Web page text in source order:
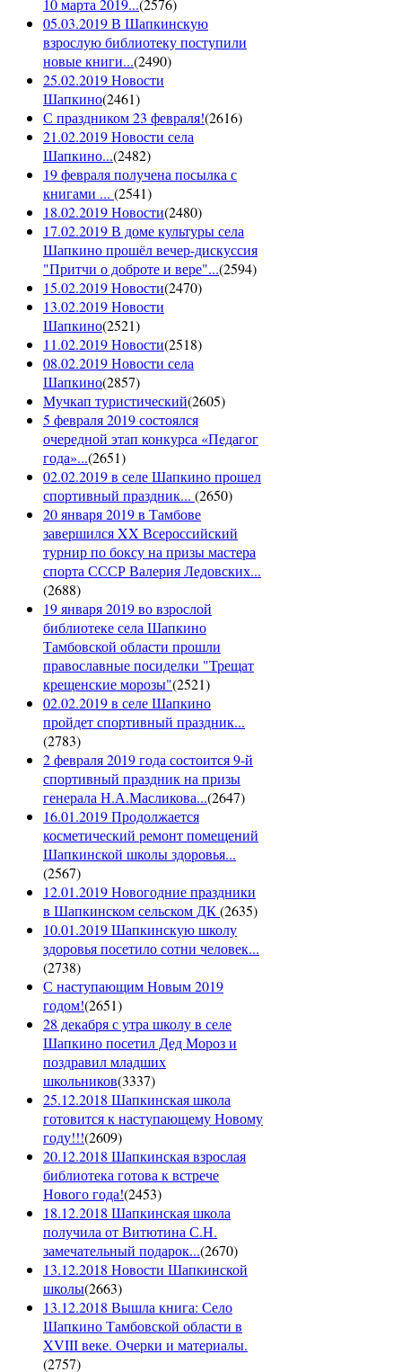
10 марта 2019...(2576)
05.03.2019 В Шапкинскую
взрослую библиотеку поступили
новые книги...(2490)
25.02.2019 Новости
Шапкино(2461)
С праздником 23 февраля!(2616)
21.02.2019 Новости села
Шапкино...(2482)
19 февраля получена посылка с
книгами ... (2541)
18.02.2019 Новости(2480)
17.02.2019 В доме культуры села
Шапкино прошёл вечер-дискуссия
"Притчи о доброте и вере"...(2594)
15.02.2019 Новости(2470)
13.02.2019 Новости
Шапкино(2521)
11.02.2019 Новости(2518)
08.02.2019 Новости села
Шапкино(2857)
Мучкап туристический(2605)
5 февраля 2019 состоялся
очередной этап конкурса «Педагог
года»...(2651)
02.02.2019 в селе Шапкино прошел
спортивный праздник... (2650)
20 января 2019 в Тамбове
завершился XX Всероссийский
турнир по боксу на призы мастера
спорта СССР Валерия Ледовских...
(2688)
19 января 2019 во взрослой
библиотеке села Шапкино
Тамбовской области прошли
православные посиделки "Трещат
крещенские морозы"(2521)
02.02.2019 в селе Шапкино
пройдет спортивный праздник...
(2783)
2 февраля 2019 года состоится 9-й
спортивный праздник на призы
генерала Н.А.Масликова...(2647)
16.01.2019 Продолжается
косметический ремонт помещений
Шапкинской школы здоровья...
(2567)
12.01.2019 Новогодние праздники
в Шапкинском сельском ДК(2635)
10.01.2019 Шапкинскую школу
здоровья посетило сотни человек...
(2738)
С наступающим Новым 2019
годом!(2651)
28 декабря с утра школу в селе
Шапкино посетил Дед Мороз и
поздравил младших
школьников(3337)
25.12.2018 Шапкинская школа
готовится к наступающему Новому
году!!!(2609)
20.12.2018 Шапкинская взрослая
библиотека готова к встрече
Нового года!(2453)
18.12.2018 Шапкинская школа
получила от Витютина С.Н.
замечательный подарок...(2670)
13.12.2018 Новости Шапкинской
школы(2663)
13.12.2018 Вышла книга: Село
Шапкино Тамбовской области в
XVIII веке. Очерки и материалы.
(2757)